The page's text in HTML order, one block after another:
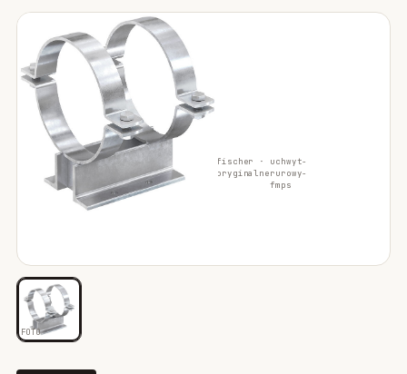
Mocowania chemiczne 41
Mocowania ramowe
Mocowania uniwersalne
Systemy instalacyjne
Mocowania w pustych przestrzeniach
Mocowania ociepleń 28
Mocowania do rusztowań
Wiertła i narzędzia
FOTO
fischer ·
oryginalne
uchwyt-
rurowy-
fmps